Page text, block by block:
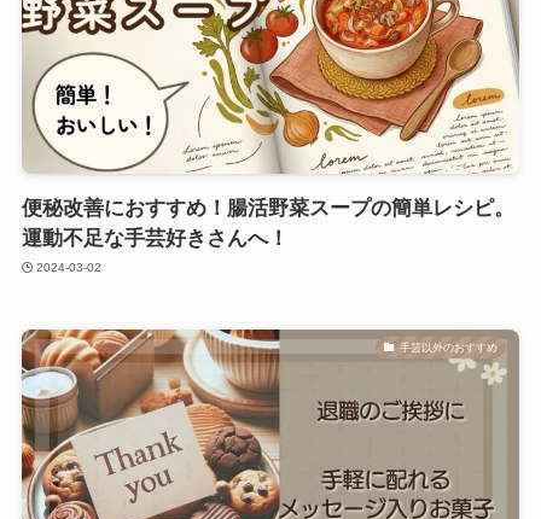
便秘改善におすすめ！腸活野菜スープの簡単レシピ。
運動不足な手芸好きさんへ！
2024-03-02
手芸以外のおすすめ